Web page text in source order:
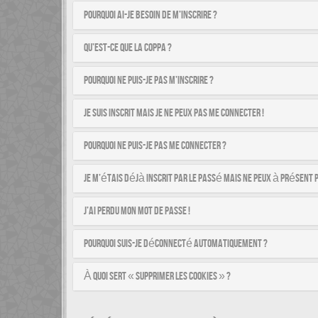
Pourquoi ai-je besoin de m’inscrire ?
Qu’est-ce que la COPPA ?
Pourquoi ne puis-je pas m’inscrire ?
Je suis inscrit mais je ne peux pas me connecter !
Pourquoi ne puis-je pas me connecter ?
Je m’étais déjà inscrit par le passé mais ne peux à présent
J’ai perdu mon mot de passe !
Pourquoi suis-je déconnecté automatiquement ?
À quoi sert « Supprimer les cookies » ?